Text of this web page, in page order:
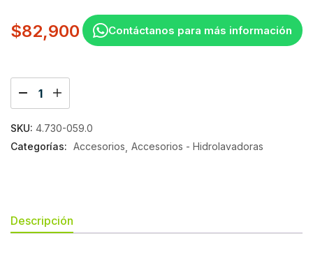
$82,900 Contáctanos para más información
SKU: 4.730-059.0
Categorías: Accesorios Accesorios - Hidrolavadoras
Descripción